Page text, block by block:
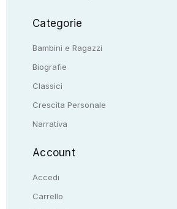
Categorie
Bambini e Ragazzi
Biografie
Classici
Crescita Personale
Narrativa
Account
Accedi
Carrello